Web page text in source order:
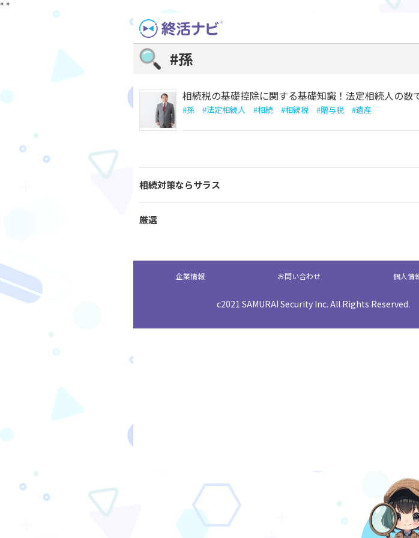
" "
Skip
to
content
#孫
相続税の基礎控除に関する基礎知識！法定相続人の数
#孫 #法定相続人 #相続 #相続税 #贈与税 #遺産
相続対策ならサラス
厳選
企業情報 お問い合わせ 個人情
c2021 SAMURAI Security Inc. All Rights Reserved.